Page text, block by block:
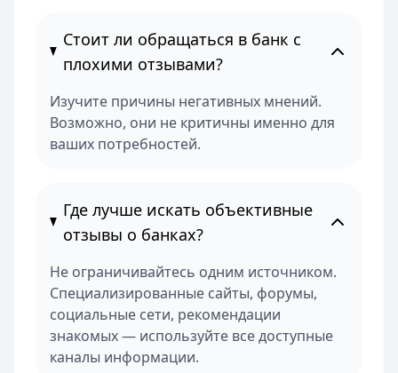
Стоит ли обращаться в банк с
плохими отзывами?
Изучите причины негативных мнений.
Возможно, они не критичны именно для
ваших потребностей.
Где лучше искать объективные
отзывы о банках?
Не ограничивайтесь одним источником.
Специализированные сайты, форумы,
социальные сети, рекомендации
знакомых — используйте все доступные
каналы информации.